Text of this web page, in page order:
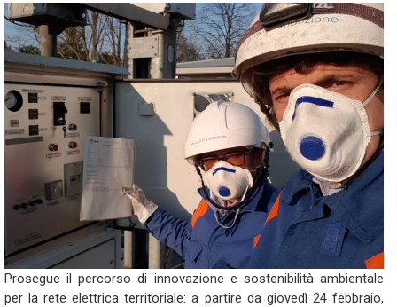
Prosegue il percorso di innovazione e sostenibilità ambientale
per la rete elettrica territoriale: a partire da giovedì 24 febbraio,